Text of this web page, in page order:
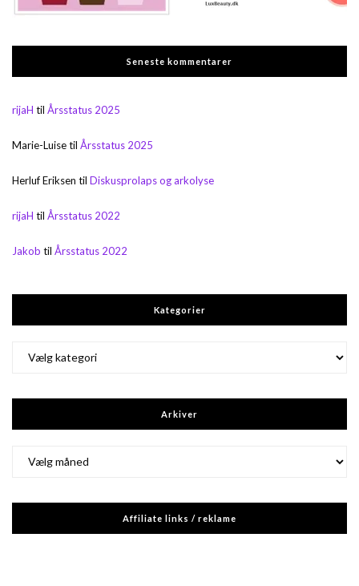
Seneste kommentarer
rijaH til Årsstatus 2025
Marie-Luisetil Årsstatus 2025
Herluf Eriksen til Diskusprolaps og arkolyse
rijaH til Årsstatus 2022
Jakob til Årsstatus 2022
Kategorier
Arkiver
Affiliate links / reklame